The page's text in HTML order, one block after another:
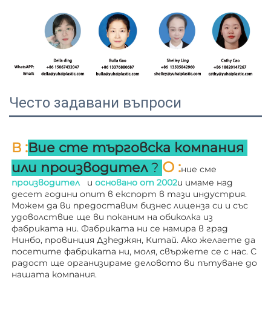
Често задавани въпроси
В :Вие сте търговска компания
или производител ? О :
производител и основано от 2002и имаме над
десет години опит в експорт в тази индустрия.
Можем да ви предоставим бизнес лиценза си и със
удоволствие ще ви поканим на обиколка из
фабриката ни. Фабриката ни се намира в град
Нинбо, провинция Дзheджян, Китай. Ако желаете да
посетите фабриката ни, моля, свържете се с нас. С
радост ще организираме деловото ви пътуване до
нашата компания.